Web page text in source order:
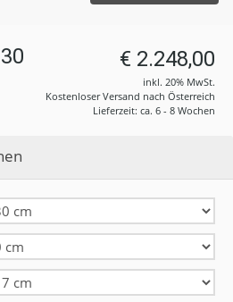
€ 2.248,00
inkl. 20% MwSt.
Kostenloser Versand nach Österreich
Lieferzeit: ca. 6 - 8 Wochen